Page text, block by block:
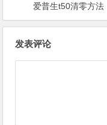
爱普生t50清零方法
发表评论